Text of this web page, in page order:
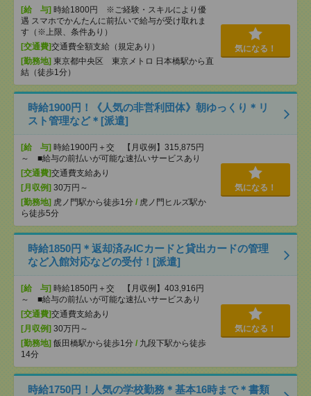
[給 与] 時給1800円 ※ご経験・スキルにより優
遇 スマホでかんたんに前払いで給与が受け取れま
す（※上限、条件あり）
[交通費]交通費全額支給（規定あり）
[勤務地] 東京都中央区 東京メトロ 日本橋駅から直
結（徒歩1分）
気になる！
時給1900円！《人気の非営利団体》朝ゆっくり＊リ
スト管理など＊[派遣]
[給 与] 時給1900円＋交 【月収例】315,875円
～ ■給与の前払いが可能な速払いサービスあり
[交通費]交通費支給あり
[月収例] 30万円～
[勤務地] 虎ノ門駅から徒歩1分 / 虎ノ門ヒルズ駅か
ら徒歩5分
気になる！
時給1850円＊返却済みICカードと貸出カードの管理
など入館対応などの受付！[派遣]
[給 与] 時給1850円＋交 【月収例】403,916円
～ ■給与の前払いが可能な速払いサービスあり
[交通費]交通費支給あり
[月収例] 30万円～
[勤務地] 飯田橋駅から徒歩1分 / 九段下駅から徒歩
14分
気になる！
時給1750円！人気の学校勤務＊基本16時まで＊書類